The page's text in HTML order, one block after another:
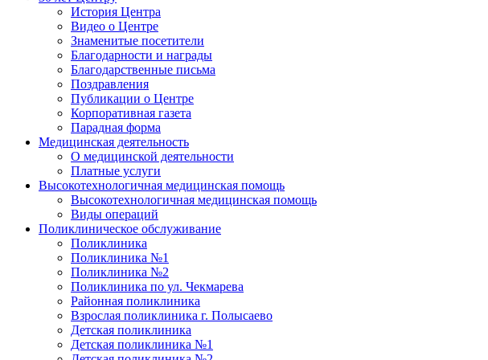
История Центра
Видео о Центре
Знаменитые посетители
Благодарности и награды
Благодарственные письма
Поздравления
Публикации о Центре
Корпоративная газета
Парадная форма
Медицинская деятельность
О медицинской деятельности
Платные услуги
Высокотехнологичная медицинская помощь
Высокотехнологичная медицинская помощь
Виды операций
Поликлиническое обслуживание
Поликлиника
Поликлиника №1
Поликлиника №2
Поликлиника по ул. Чекмарева
Районная поликлиника
Взрослая поликлиника г. Полысаево
Детская поликлиника
Детская поликлиника №1